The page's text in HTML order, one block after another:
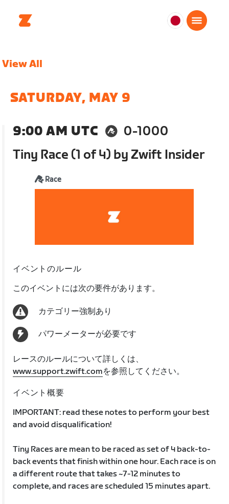
日
View All
SATURDAY, MAY 9
9:00 AM UTC
0-1000
Tiny Race (1 of 4) by Zwift Insider
Race
イベントのルール
このイベントには次の要件があります。
カテゴリー強制あり
パワーメーターが必要です
レースのルールについて詳しくは、
www.support.zwift.comを参照してください。
イベント概要
IMPORTANT: read these notes to perform your best
and avoid disqualification!
Tiny Races are mean to be raced as set of 4 back-to-
back events that finish within one hour. Each race is on
a different route that takes ~7-12 minutes to
complete, and races are scheduled 15 minutes apart.